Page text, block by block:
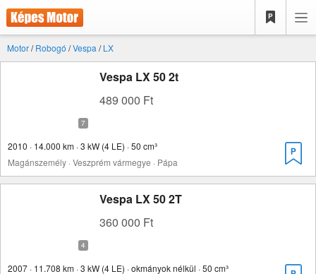
Motor/Robogó /Vespa /LX
Vespa LX 50 2t
489 000 Ft
2010 · 14.000 km · 3 kW (4 LE) · 50 cm³
Magánszemély · Veszprém vármegye · Pápa
Vespa LX 50 2T
360 000 Ft
2007 · 11.708 km · 3 kW (4 LE) · okmányok nélkül · 50 cm³